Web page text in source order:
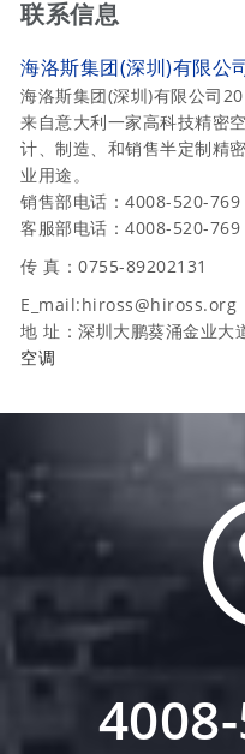
联系信息
海洛斯集团(深圳)有限公
海洛斯集团(深圳)有限公司
来自意大利一家高科技精密
计、制造、和销售半定制精
业用途。
销售部电话：4008-520-769
客服部电话：4008-520-769
传 真：0755-89202131
E_mail:hiross@hiross.org
地 址：深圳大鹏葵涌金业大
空调